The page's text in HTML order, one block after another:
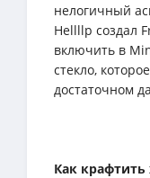
нелогичный
Hellllp создал
включить в
стекло,
достаточном
Как крафтить